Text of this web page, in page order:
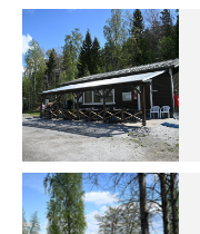
rannalla
pääsee
irti
arjesta
Lue
Leirintäoppaan
artikkeli:
Aivan
Saariston
Rengastien
portilla